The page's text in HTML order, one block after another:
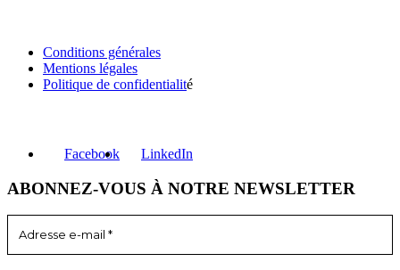
Conditions générales
Mentions légales
Politique de confidentialité
Facebook LinkedIn
ABONNEZ-VOUS À NOTRE NEWSLETTER